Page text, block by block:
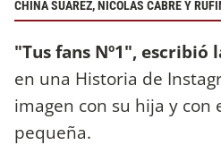
CHINA SUÁREZ, NICOLÁS CABRÉ Y
"Tus fans Nº1", escribió
en una Historia de
imagen con su hija y con
pequeña.